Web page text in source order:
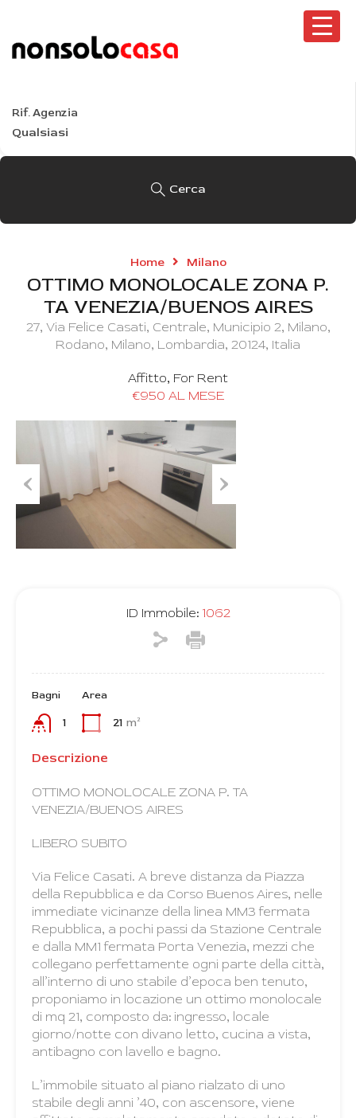
Tipo
Rif. Agenzia
Cerca
Home Milano
OTTIMO MONOLOCALE ZONA P.
TA VENEZIA/BUENOS AIRES
27, Via Felice Casati, Centrale, Municipio 2, Milano,
Rodano, Milano, Lombardia, 20124, Italia
Affitto, For Rent
€950 AL MESE
Previous
ID Immobile:1062
Bagni
1
Area
21 m²
Descrizione
OTTIMO MONOLOCALE ZONA P. TA
VENEZIA/BUENOS AIRES
LIBERO SUBITO
Via Felice Casati. A breve distanza da Piazza
della Repubblica e da Corso Buenos Aires, nelle
immediate vicinanze della linea MM3 fermata
Repubblica, a pochi passi da Stazione Centrale
e dalla MM1 fermata Porta Venezia, mezzi che
collegano perfettamente ogni parte della città,
all’interno di uno stabile d’epoca ben tenuto,
proponiamo in locazione un ottimo monolocale
di mq 21, composto da: ingresso, locale
giorno/notte con divano letto, cucina a vista,
antibagno con lavello e bagno.
L’immobile situato al piano rialzato di uno
stabile degli anni ’40, con ascensore, viene